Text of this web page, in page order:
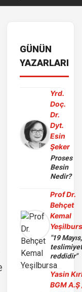
GÜNÜN
YAZARLARI
Yrd.
Doç.
Dr.
Dyt.
Esin
Şeker
Proses
Besin
Nedir?
Prof Dr.
Behçet
Kemal
"19 Mayıs,
reddidir"
Yasin
BGM A.Ş